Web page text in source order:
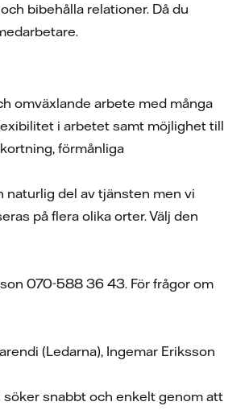
bibehålla relationer. Då du
omväxlande arbete med många
i arbetet samt möjlighet till
förmånliga
naturlig del av tjänsten men vi
på flera olika orter. Välj den
070-588 36 43. För frågor om
(Ledarna), Ingemar Eriksson
snabbt och enkelt genom att